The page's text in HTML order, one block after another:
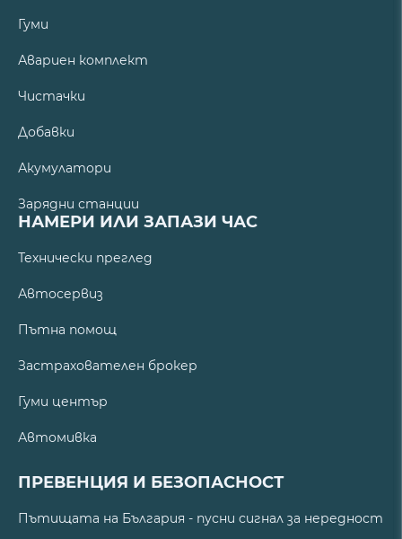
Гуми
Авариен комплект
Чистачки
Добавки
Акумулатори
Зарядни станции
НАМЕРИ ИЛИ ЗАПАЗИ ЧАС
Технически преглед
Автосервиз
Пътна помощ
Застрахователен брокер
Гуми център
Автомивка
ПРЕВЕНЦИЯ И БЕЗОПАСНОСТ
Пътищата на България - пусни сигнал за нередност